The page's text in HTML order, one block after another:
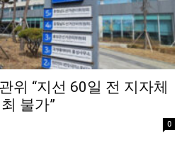
위 “지선 60일 전 지자체
불가”
0